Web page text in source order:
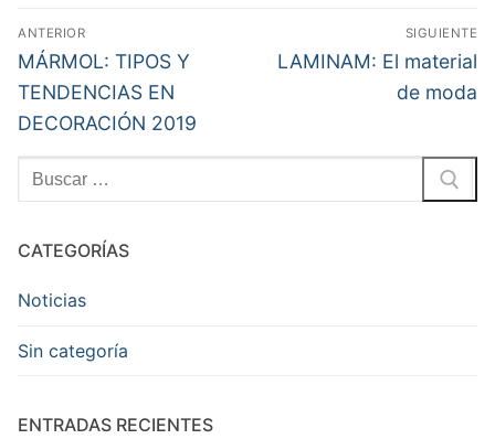
Name
SAPIENSTONE
LA
FAMILIAR
Y
MODERNA
sapienstone.es
Navegación
de
entradas
ANTERIOR
Entrada
anterior:
MÁRMOL: TIPOS Y
TENDENCIAS EN
DECORACIÓN 2019
SIGUIENTE
Entrada
LAMINAM: El material
de moda
Buscar:
CATEGORÍAS
Noticias
Sin categoría
ENTRADAS RECIENTES